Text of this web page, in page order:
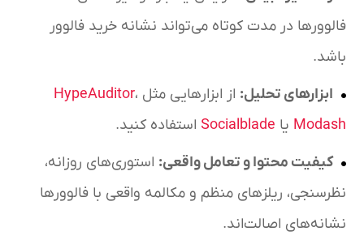
فالوورها در مدت کوتاه می‌تواند نشانه خرید فالوور
باشد.
ابزارهای تحلیل: از ابزارهایی مثل HypeAuditor،
Modash یا Socialblade استفاده کنید.
کیفیت محتوا و تعامل واقعی: استوری‌های روزانه،
نظرسنجی، ریلزهای منظم و مکالمه واقعی با فالوورها
نشانه‌های اصالت‌اند.